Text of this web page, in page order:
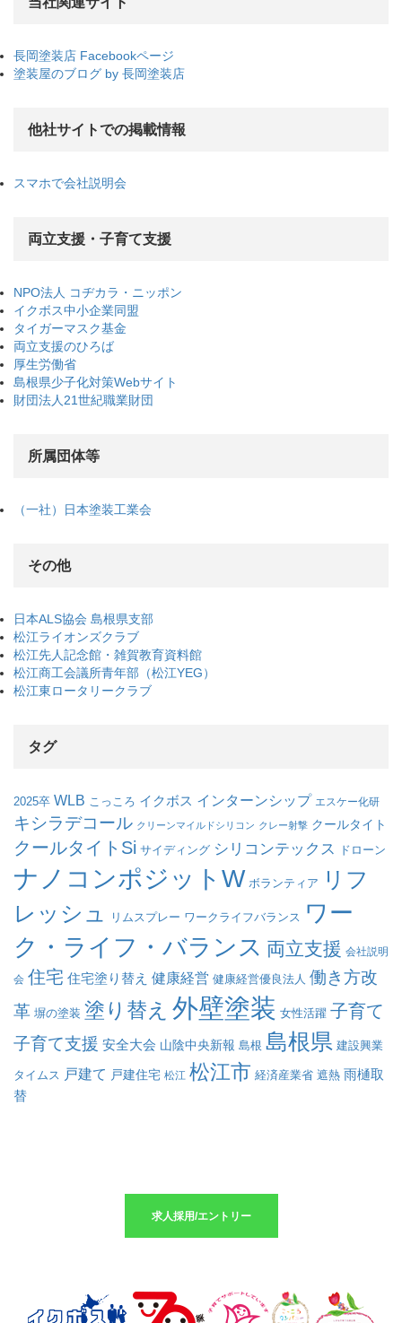
長岡塗装店 Facebookページ
塗装屋のブログ by 長岡塗装店
他社サイトでの掲載情報
スマホで会社説明会
両立支援・子育て支援
NPO法人 コヂカラ・ニッポン
イクボス中小企業同盟
タイガーマスク基金
両立支援のひろば
厚生労働省
島根県少子化対策Webサイト
財団法人21世紀職業財団
所属団体等
（一社）日本塗装工業会
その他
日本ALS協会 島根県支部
松江ライオンズクラブ
松江先人記念館・雑賀教育資料館
松江商工会議所青年部（松江YEG）
松江東ロータリークラブ
タグ
2025卒 WLB こっころ イクボス インターンシップ エスケー化研
キシラデコール クリーンマイルドシリコン クレー射撃 クールタイト
クールタイトSi サイディング シリコンテックス ドローン
ナノコンポジットW ボランティア
リフ
レッシュ
リムスプレー ワークライフバランス ワー
ク・ライフ・バランス 両立支援 会社説明
会 住宅 住宅塗り替え 健康経営 健康経営優良法人 働き方改
革 塀の塗装 塗り替え 外壁塗装 女性活躍 子育て
子育て支援 安全大会 山陰中央新報 島根 島根県 建設興業
タイムス 戸建て 戸建住宅 松江 松江市 経済産業省 遮熱 雨樋取
替
求人採用/エントリー